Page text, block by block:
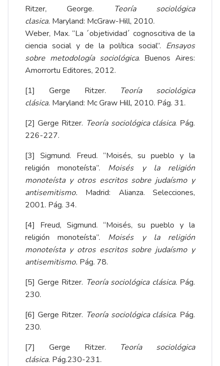
Ritzer, George. Teoría sociológica
clasica. Maryland: McGraw-Hill, 2010.
Weber, Max. “La ´objetividad´ cognoscitiva de la
ciencia social y de la política social”. Ensayos
sobre metodología sociológica. Buenos Aires:
Amorrortu Editores, 2012.
[1] Gerge Ritzer. Teoría sociológica
clásica. Maryland: Mc Graw Hill, 2010. Pág. 31.
[2] Gerge Ritzer. Teoría sociológica clásica. Pág.
226-227.
[3] Sigmund. Freud. “Moisés, su pueblo y la
religión monoteísta”. Moisés y la religión
monoteísta y otros escritos sobre judaísmo y
antisemitismo. Madrid: Alianza. Selecciones,
2001. Pág. 34.
[4] Freud, Sigmund. “Moisés, su pueblo y la
religión monoteísta”. Moisés y la religión
monoteísta y otros escritos sobre judaísmo y
antisemitismo. Pág. 78.
[5] Gerge Ritzer. Teoría sociológica clásica. Pág.
230.
[6] Gerge Ritzer. Teoría sociológica clásica. Pág.
230.
[7] Gerge Ritzer. Teoría sociológica
clásica. Pág.230-231.